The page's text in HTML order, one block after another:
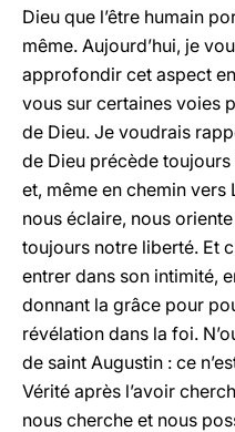
Dieu que l’être humain
même. Aujourd’hui, je
approfondir cet aspect
vous sur certaines voies
de Dieu. Je voudrais
de Dieu précède
et, même en chemin vers
nous éclaire, nous
toujours notre liberté. Et
entrer dans son intimité,
donnant la grâce pour
révélation dans la foi.
de saint Augustin : ce
Vérité après l’avoir
nous cherche et nous